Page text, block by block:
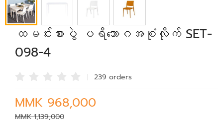
ထမင်းစားပွဲ ပရိဘောဂအစုံလိုက် SET-
098-4
239 orders
MMK 968,000
MMK 1,139,000